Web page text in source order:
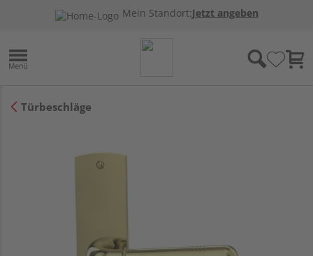
Mein Standort:Jetzt angeben
Türbeschläge